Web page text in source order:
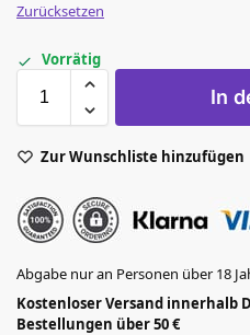
Zurücksetzen
Vorrätig
In
Zur Wunschliste hinzufügen
Abgabe nur an Personen über 18
Kostenloser Versand innerhalb
Bestellungen über 50 €